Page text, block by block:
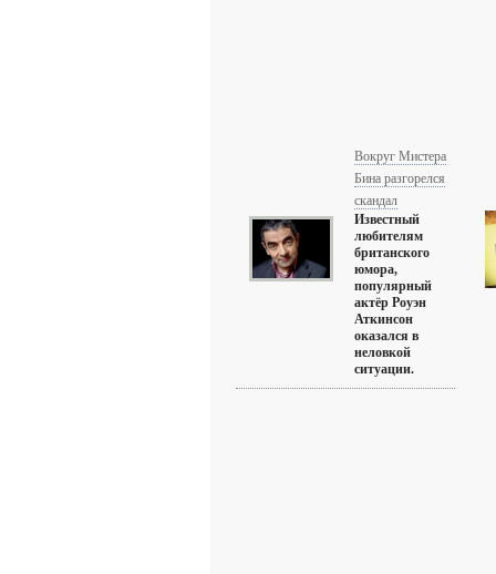
Вокруг Мистера
Бина разгорелся
скандал
Известный
любителям
британского
юмора,
популярный
актёр Роуэн
Аткинсон
оказался в
неловкой
ситуации.